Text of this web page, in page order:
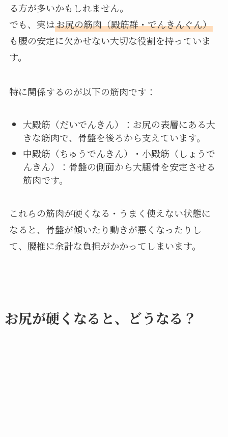
る方が多いかもしれません。
でも、実はお尻の筋肉（殿筋群・でんきんぐん）
も腰の安定に欠かせない大切な役割を持っていま
す。
特に関係するのが以下の筋肉です：
大殿筋（だいでんきん）：お尻の表層にある大
きな筋肉で、骨盤を後ろから支えています。
中殿筋（ちゅうでんきん）・小殿筋（しょうで
んきん）：骨盤の側面から大腿骨を安定させる
筋肉です。
これらの筋肉が硬くなる・うまく使えない状態に
なると、骨盤が傾いたり動きが悪くなったりし
て、腰椎に余計な負担がかかってしまいます。
お尻が硬くなると、どうなる？